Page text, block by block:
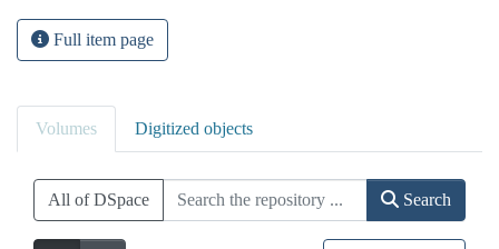
Full item page
Volumes Digitized objects
All of DSpace Search